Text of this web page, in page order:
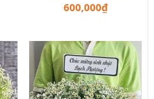
600,000₫